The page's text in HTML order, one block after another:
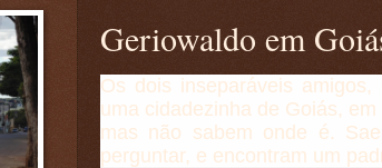
Geriowaldo em
Os dois inseparáveis
uma cidadezinha de Goiás,
mas não sabem onde é.
perguntar, e encontram um